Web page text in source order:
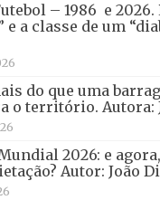
– 1986 e 2026.
e a classe de um
do que uma
o território. Autora:
2026: e
Autor: João